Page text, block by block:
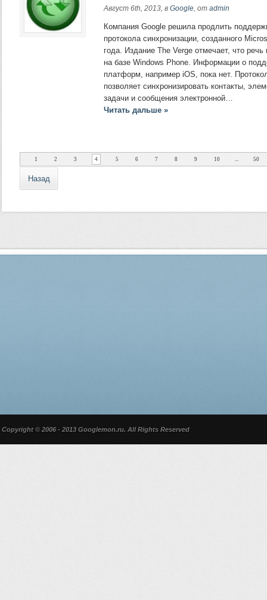
Август 6th, 2013, в Google, от admin
Компания Google решила продлить
протокола синхронизации, созданного
года. Издание The Verge отмечает, что
на базе Windows Phone. Информации о
платформ, например iOS, пока нет.
позволяет синхронизировать контакты,
задачи и сообщения электронной…
Читать дальше »
1 2 3 4 5 6 7 8 9 10 ... 50
Назад
Copyright © 2006 - 2013 Googlemon.ru. All Rights Reserved